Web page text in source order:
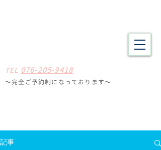
TEL 076-205-9418
〜完全ご予約制になっ ております〜
記事